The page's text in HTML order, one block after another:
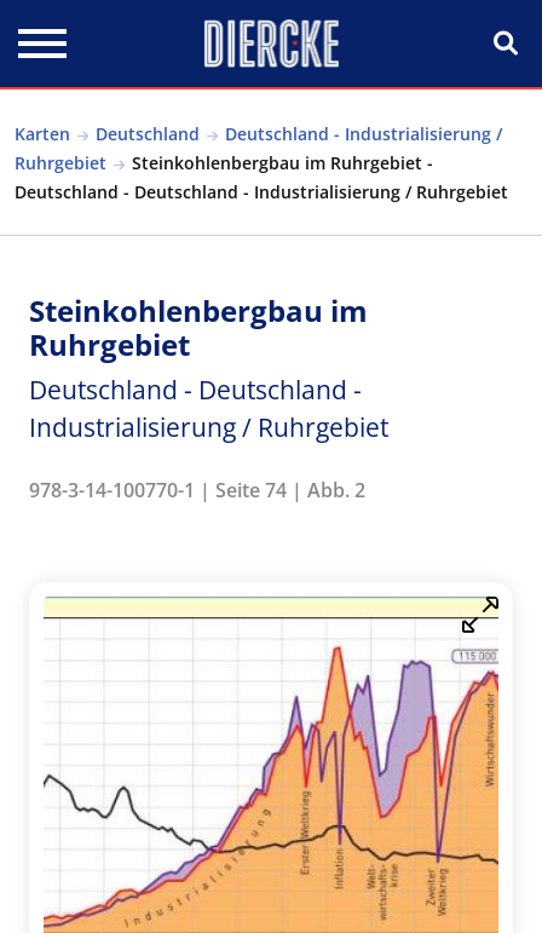
Karten Deutschland
Deutschland - Industrialisierung /
Ruhrgebiet
Steinkohlenbergbau im Ruhrgebiet -
Deutschland - Deutschland - Industrialisierung / Ruhrgebiet
Steinkohlenbergbau im
Ruhrgebiet
Deutschland - Deutschland -
Industrialisierung / Ruhrgebiet
978-3-14-100770-1 | Seite 74 | Abb. 2